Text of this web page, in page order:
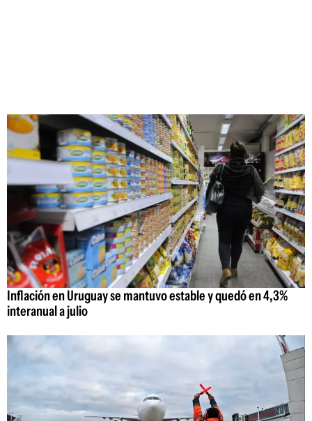
Inflación en Uruguay se mantuvo estable y quedó en 4,3%
interanual a julio